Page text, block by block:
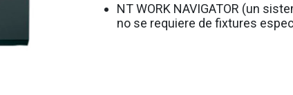
NT WORK NAVIGATOR (un
no se requiere de fixtures